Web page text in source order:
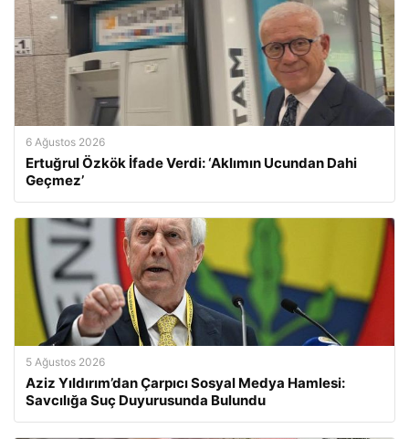
6 Ağustos 2026
Ertuğrul Özkök İfade Verdi: ‘Aklımın Ucundan Dahi
Geçmez’
5 Ağustos 2026
Aziz Yıldırım’dan Çarpıcı Sosyal Medya Hamlesi:
Savcılığa Suç Duyurusunda Bulundu